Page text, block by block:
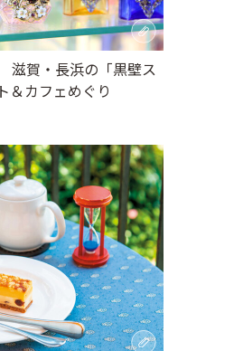
賀・長浜の「黒壁ス
＆カフェめぐり